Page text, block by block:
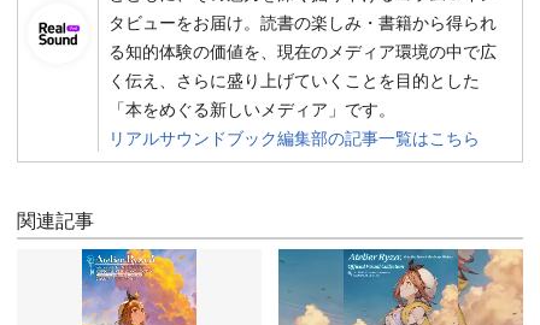
タビューをお届け。読書の楽しみ・書籍から得られ
る知的体験の価値を、現在のメディア環境の中で広
く伝え、さらに盛り上げていくことを目的とした
「本をめぐる新しいメディア」です。
リアルサウンドブック編集部の記事一覧はこちら
関連記事